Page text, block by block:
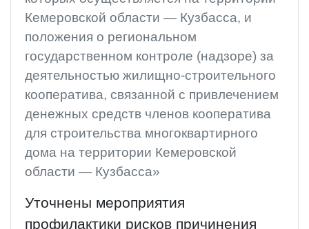
Кемеровской области — Кузбасса, и
положения о региональном
государственном контроле (надзоре) за
деятельностью жилищно-строительного
кооператива, связанной с привлечением
денежных средств членов кооператива
для строительства многоквартирного
дома на территории Кемеровской
области — Кузбасса»
Уточнены мероприятия
профилактики рисков причинения